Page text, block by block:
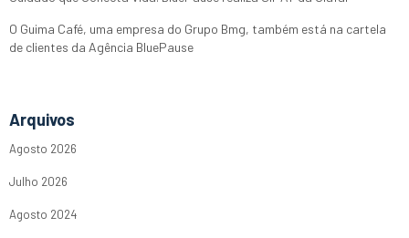
O Guima Café, uma empresa do Grupo Bmg, também está na cartela
de clientes da Agência BluePause
Arquivos
Agosto 2026
Julho 2026
Agosto 2024